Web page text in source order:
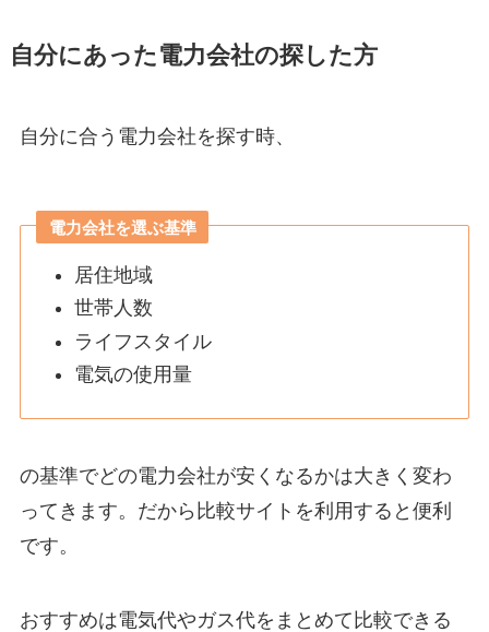
自分にあった電力会社の探した方
自分に合う電力会社を探す時、
電力会社を選ぶ基準
居住地域
世帯人数
ライフスタイル
電気の使用量
の基準でどの電力会社が安くなるかは大きく変わ
ってきます。だから比較サイトを利用すると便利
です。
おすすめは電気代やガス代をまとめて比較できる